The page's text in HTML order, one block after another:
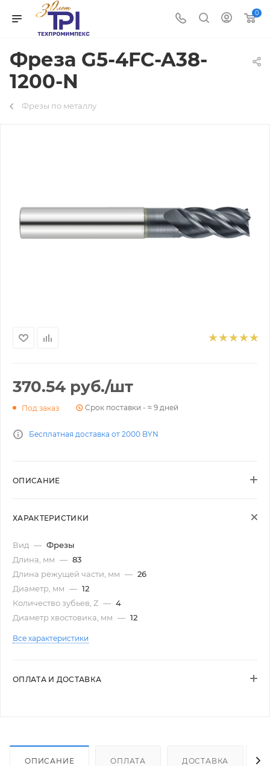
0
Фреза G5-4FC-A38-
1200-N
Фрезы по металлу
370.54 руб./шт
Под заказ Срок поставки - ≈ 9 дней
Бесплатная доставка от 2000 BYN
ОПИСАНИЕ
ХАРАКТЕРИСТИКИ
Вид — Фрезы
Длина, мм — 83
Длина режущей части, мм — 26
Диаметр, мм — 12
Количество зубьев, Z — 4
Диаметр хвостовика, мм — 12
Все характеристики
ОПЛАТА И ДОСТАВКА
ОПИСАНИЕ ОПЛАТА ДОСТАВКА